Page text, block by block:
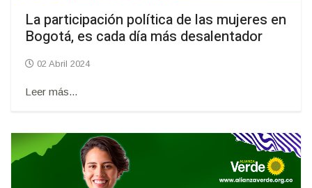
La participación política de las mujeres en
Bogotá, es cada día más desalentador
02 Abril 2024
Leer más...